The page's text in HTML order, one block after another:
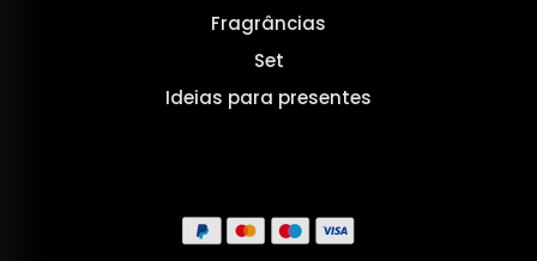
Fragrâncias
Set
Ideias para presentes